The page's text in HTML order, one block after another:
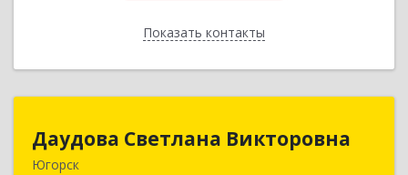
Показать контакты
Назад
Даудова Светлана Викторовна
Югорск